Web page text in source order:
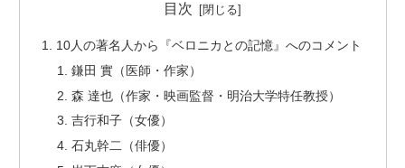
目次
10人の著名人から『ベロニカとの記憶』へのコメント
鎌田 實（医師・作家）
森 達也（作家・映画監督・明治大学特任教授）
吉行和子（女優）
石丸幹二（俳優）